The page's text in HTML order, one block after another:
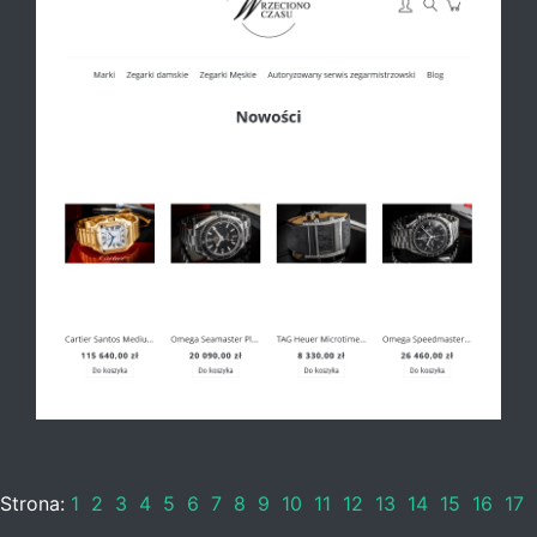
Strona: 1 2 3 4 5 6 7 8 9 10 11 12 13 14 15 16 17